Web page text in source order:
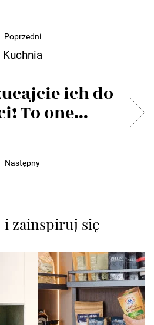
Poprzedni
Kuchnia
ich do
To one...
Następny
zainspiruj się